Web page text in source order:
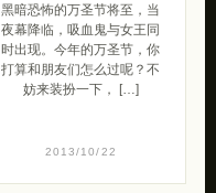
黑暗恐怖的万圣节将至，当
夜幕降临，吸血鬼与女王同
时出现。今年的万圣节，你
打算和朋友们怎么过呢？不
妨来装扮一下， […]
2013/10/22